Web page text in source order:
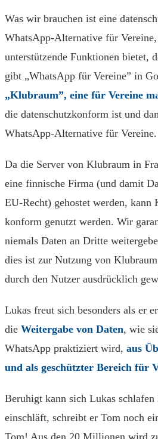
Was wir brauchen ist eine
WhatsApp-Alternative für
unterstützende Funktionen bietet,
gibt „WhatsApp für Vereine” in
„Klubraum”, eine für Vereine
die datenschutzkonform ist und
WhatsApp-Alternative für Vereine.
Da die Server von Klubraum in
eine finnische Firma (und damit
EU-Recht) gehostet werden,
konform genutzt werden. Wir
niemals Daten an Dritte
dies ist zur Nutzung von
durch den Nutzer ausdrücklich
Lukas freut sich besonders als er
die Weitergabe von Daten, wie
WhatsApp praktiziert wird, aus
und als geschützter Bereich für
Beruhigt kann sich Lukas
einschläft, schreibt er Tom noch
Tom! Aus den 20 Millionen wird